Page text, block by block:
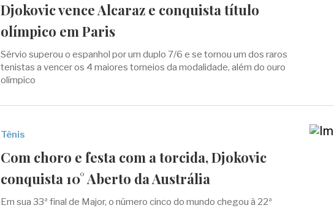
Djokovic vence Alcaraz e conquista título
olímpico em Paris
Sérvio superou o espanhol por um duplo 7/6 e se tornou um dos raros
tenistas a vencer os 4 maiores torneios da modalidade, além do ouro
olímpico
Tênis
Com choro e festa com a torcida, Djokovic
conquista 10° Aberto da Austrália
Em sua 33ª final de Major, o número cinco do mundo chegou à 22ª